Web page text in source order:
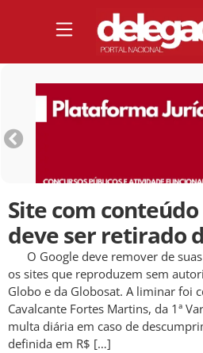
Site com
deve ser retirado
O Google deve remover de
os sites que reproduzem sem
Globo e da Globosat. A liminar foi
Cavalcante Fortes Martins, da 1ª
multa diária em caso de
definida em R$ […]